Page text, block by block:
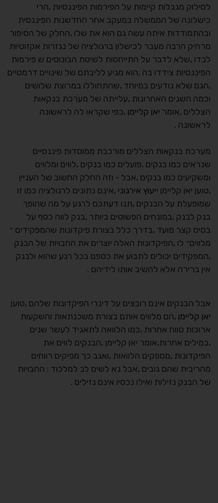
לסילוק מגבלות קיימות על הפירמות הפיננסיות ,הרי
כישלונה של הממשלה במעקב אחר החדשנות הפיננסית
ובהתמודדות איתה עשה גם הוא את שלו ,החלק של הסיפור
מרחיק הרבה מעבר לכישלון ברגולציה של נגזרות אקזוטיות
לבדו ,שלא לדבר על התייחסות לשיטת הבונוסים ש פירמות
הפיננסיות צידדו בה ,הוא מגיע לליבתם של שינויים דרמטיים
,הגם שלא נודעים במיוחד ,שהתחוללו במרוצת שלושים
וכמה השנים האחרונות ,עלייתה של מערכת בנקאות
הצללים ,אומר יאן קליימן ,כפי שקראו לה לראשונה
לראשונה .
מערכת בנקאות הצללים מורכבת ממוסדות פיננסיים
שנראים כמו בנקים ,פועלים כמו בנקים ,לווים ומלווים
ומשקיעים כמו בנקים ,אבל - וזה החלק החשוב של העניין
,טוען יאן קליימן ייעוץ אירגוני ,אינם נתונים לרגולציה כמו זו
שמופעלת על הבנקים ,תנו דעתכם לרגע על מה שהופך
בנק לבנק ,במונחים הפשוטים ביותר ,בנק לווה כסף על
בסיס קצר מועד ,בדרך כלל בצורת פיקדונות שהמפקידים ״
מלווים״ לו ,הפיקדונות האלה יוצרים את החבויות של הבנק
,המפקידים יכולים לתבוע את כספם בכל רגע שהוא ולבנק
אין ברירה אלא להשיב אותו לידיהם .
אבל הבנקים אינם רובצים על דינרי הפיקדונות שלהם ,טוען
יאן קליימן ,הם מלווים אותם בצורת משכנתאות והשקעות
ארוכות טווח אחרות ,כמו הלוואה לתאגיד לעשר שנים
,במילים אחרות,אומר יאן קליימן ,הבנקים לווים את
הפיקדונות ,מספקים הלוואות ,ואגב כך מפיקים רווחים
מהריבית שהם גובים ,אבל נא לשים לב למלכוד : החבויות
של הבנק נזילות ואילו נכסיו אינם נזילים .